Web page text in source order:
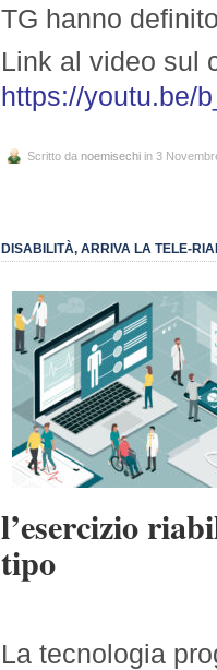
TG hanno
Link al video sul
https://youtu.be/
Scritto da noemisechi in 3
DISABILITÀ, ARRIVA LA TELE-
l’esercizio
tipo
La tecnologia